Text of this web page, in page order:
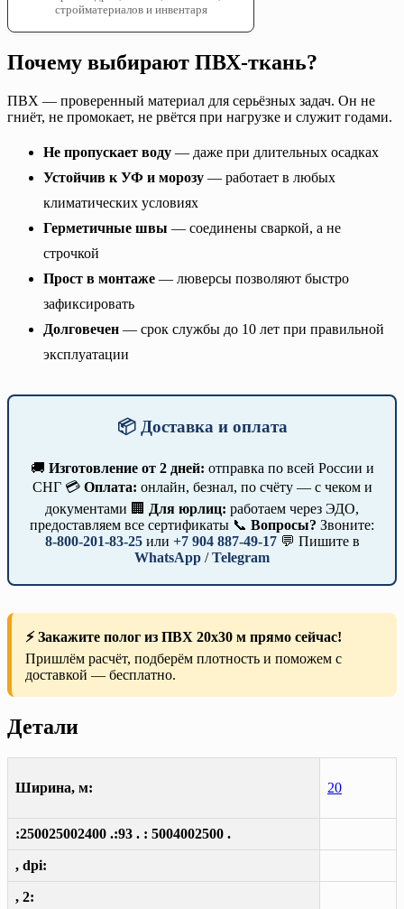
стройматериалов и инвентаря
Почему выбирают ПВХ-ткань?
ПВХ — проверенный материал для серьёзных задач. Он не
гниёт, не промокает, не рвётся при нагрузке и служит годами.
Не пропускает воду — даже при длительных осадках
Устойчив к УФ и морозу — работает в любых
климатических условиях
Герметичные швы — соединены сваркой, а не
строчкой
Прост в монтаже — люверсы позволяют быстро
зафиксировать
Долговечен — срок службы до 10 лет при правильной
эксплуатации
📦 Доставка и оплата
🚚 Изготовление от 2 дней: отправка по всей России и
СНГ 💳 Оплата: онлайн, безнал, по счёту — с чеком и
документами 🏢 Для юрлиц: работаем через ЭДО,
предоставляем все сертификаты 📞 Вопросы? Звоните:
8-800-201-83-25или +7 904 887-49-17💬 Пишите в
WhatsApp /Telegram
⚡ Закажите полог из ПВХ 20х30 м прямо сейчас!
Пришлём расчёт, подберём плотность и поможем с
доставкой — бесплатно.
Детали
Ширина, м: 20
:250025002400 .:93 . : 5004002500 .
, dpi:
, 2: